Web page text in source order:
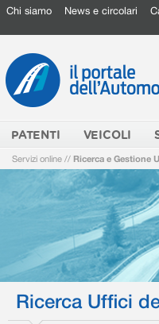
Chi siamo News e circolari
PATENTI VEICOLI
Servizi online // Ricerca e Gestione
Ricerca Uffici